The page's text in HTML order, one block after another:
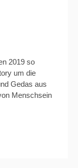
2019 so
um die
Gedas aus
Menschsein